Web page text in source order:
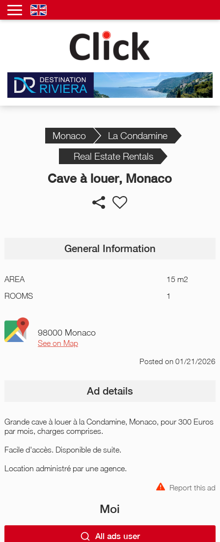
Monaco
La Condamine
Real Estate Rentals
Cave à louer, Monaco
General Information
AREA
15 m2
ROOMS
1
98000 Monaco
See on Map
Postedon 01/21/2026
Ad details
Grande cave à louer à la Condamine, Monaco, pour 300 Euros
par mois, charges comprises.
Facile d'accès. Disponible de suite.
Location administré par une agence.
Report this ad
Moi
All ads user